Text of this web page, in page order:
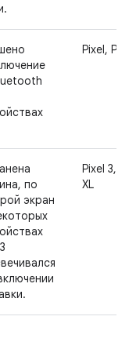
Pixel,
по
экран
Pixel 3,
XL